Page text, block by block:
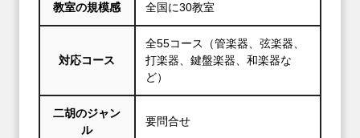
教室の規模感 全国に30教室
対応コース
全55コース（管楽器、弦楽器、
打楽器、鍵盤楽器、和楽器な
ど）
二胡のジャン
ル
要問合せ